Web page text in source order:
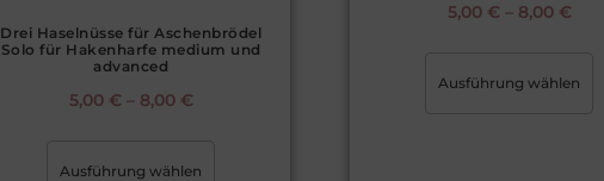
Drei Haselnüsse für Aschenbrödel
Solo für Hakenharfe medium und
advanced
5,00 € – 8,00 €
Ausführung wählen
5,00 € – 8,00 €
Ausführung wählen